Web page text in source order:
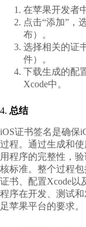
在苹果开发者
点击“添加”，
布）。
选择相关的证
件）。
下载生成的配
Xcode中。
4. 总结
iOS证书签名是确保
过程。通过生成和
用程序的完整性，
核标准。整个过程
证书、配置Xcode以
程序在开发、测试
足苹果平台的要求。